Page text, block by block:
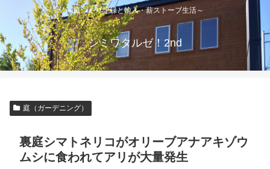
～庭づくり記録と輸入・薪ストーブ生活～
シミワタルゼ！2nd
庭（ガーデニング）
裏庭シマトネリコがオリーブアナアキゾウ
ムシに食われてアリが大量発生